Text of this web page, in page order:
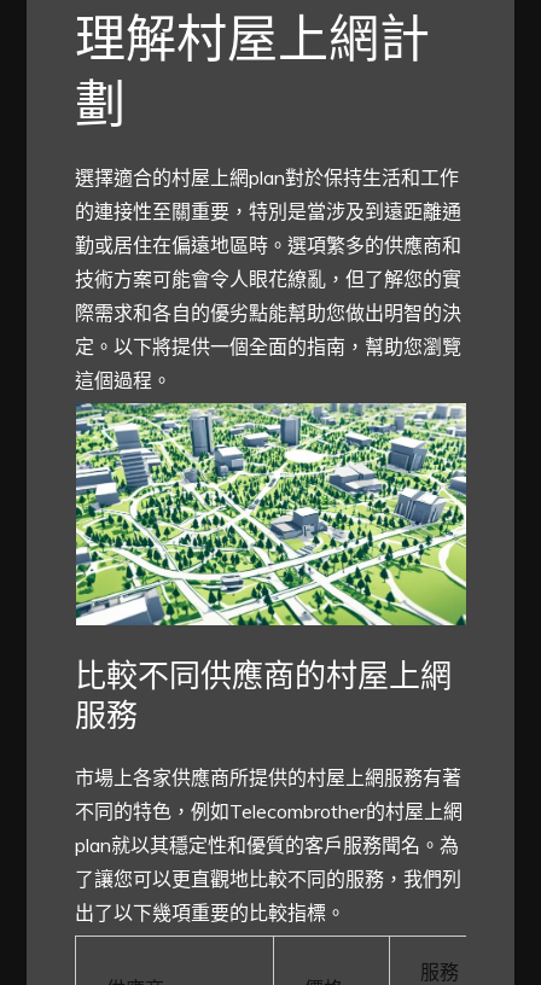
理解村屋上網計
劃
選擇適合的村屋上網plan對於保持生活和工作
的連接性至關重要，特別是當涉及到遠距離通
勤或居住在偏遠地區時。選項繁多的供應商和
技術方案可能會令人眼花繚亂，但了解您的實
際需求和各自的優劣點能幫助您做出明智的決
定。以下將提供一個全面的指南，幫助您瀏覽
這個過程。
比較不同供應商的村屋上網
服務
市場上各家供應商所提供的村屋上網服務有著
不同的特色，例如Telecombrother的村屋上網
plan就以其穩定性和優質的客戶服務聞名。為
了讓您可以更直觀地比較不同的服務，我們列
出了以下幾項重要的比較指標。
服務